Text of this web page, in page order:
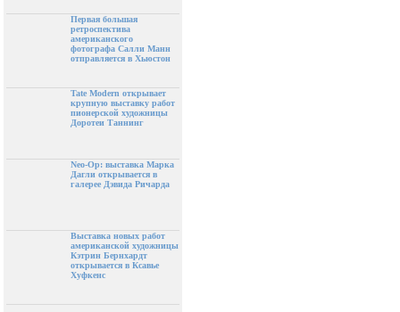
Первая большая
ретроспектива
американского
фотографа Салли Манн
отправляется в Хьюстон
Tate Modern открывает
крупную выставку работ
пионерской художницы
Доротеи Таннинг
Neo-Op: выставка Марка
Дагли открывается в
галерее Дэвида Ричарда
Выставка новых работ
американской художницы
Кэтрин Бернхардт
открывается в Ксавье
Хуфкенс